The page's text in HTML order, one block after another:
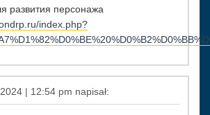
развития персонажа
index.php?
| 12:54 pm napisał: